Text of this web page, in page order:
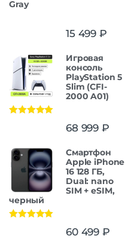
Gray
15 499 ₽
Игровая
консоль
PlayStation 5
Slim (CFI-
2000 A01)
68 999 ₽
Смартфон
Apple iPhone
16 128 ГБ,
Dual: nano
SIM + eSIM,
черный
60 499 ₽